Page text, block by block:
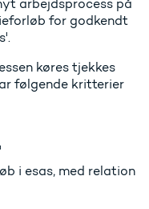
arbejdsprocess på
for godkendt
køres tjekkes
følgende kritterier
i esas, med relation